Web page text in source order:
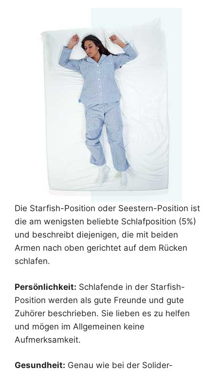
Die Starfish-Position oder Seestern-Position ist
die am wenigsten beliebte Schlafposition (5%)
und beschreibt diejenigen, die mit beiden
Armen nach oben gerichtet auf dem Rücken
schlafen.
Persönlichkeit: Schlafende in der Starfish-
Position werden als gute Freunde und gute
Zuhörer beschrieben. Sie lieben es zu helfen
und mögen im Allgemeinen keine
Aufmerksamkeit.
Gesundheit: Genau wie bei der Solider-